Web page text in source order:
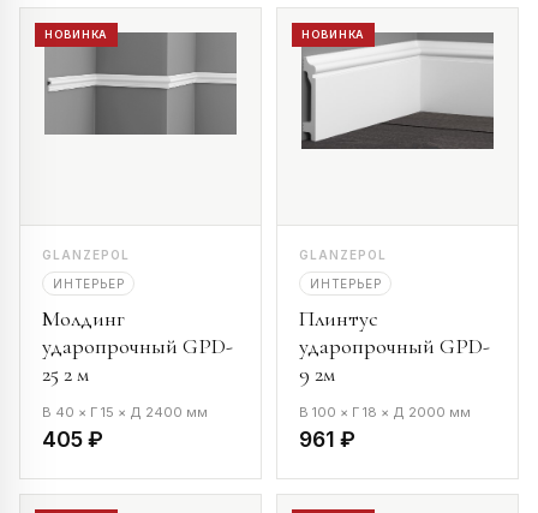
НОВИНКА
GLANZEPOL
ИНТЕРЬЕР
Молдинг
ударопрочный GPD-
25 2 м
В 40 × Г 15 × Д 2400 мм
405 ₽
НОВИНКА
GLANZEPOL
ИНТЕРЬЕР
Плинтус
ударопрочный GPD-
9 2м
В 100 × Г 18 × Д 2000 мм
961 ₽